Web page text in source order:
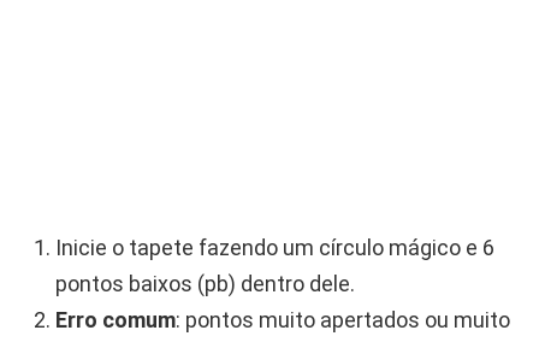
Inicie o tapete fazendo um círculo mágico e 6
pontos baixos (pb) dentro dele.
Erro comum: pontos muito apertados ou muito